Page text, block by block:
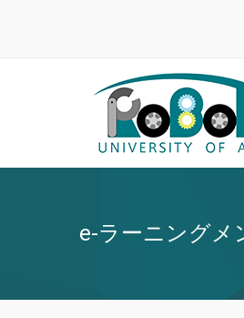
e-ラーニングメ